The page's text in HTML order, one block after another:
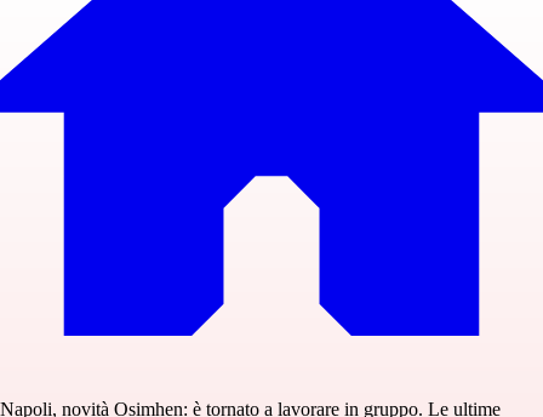
Napoli, novità Osimhen: è tornato a lavorare in gruppo. Le ultime